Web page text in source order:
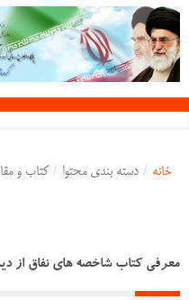
خانه / دسته بندی محتوا / کتاب و
معرفی کتاب شاخصه های نفاق از